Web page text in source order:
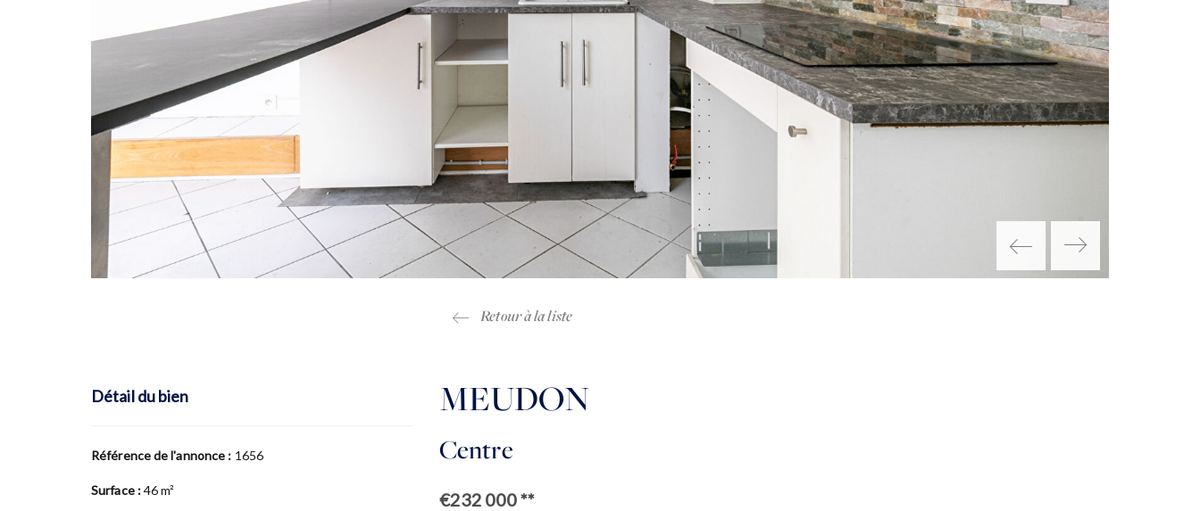
Détail du bien
Référence de l'annonce : 1656
Surface :46 m²
Retour à la liste
MEUDON
Centre
€232 000**